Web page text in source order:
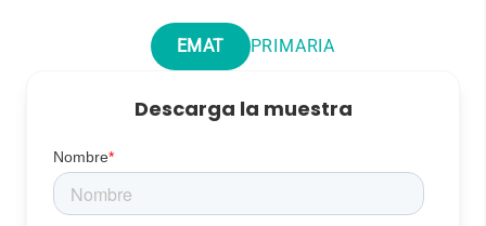
EMAT PRIMARIA
Descarga la muestra
Nombre*